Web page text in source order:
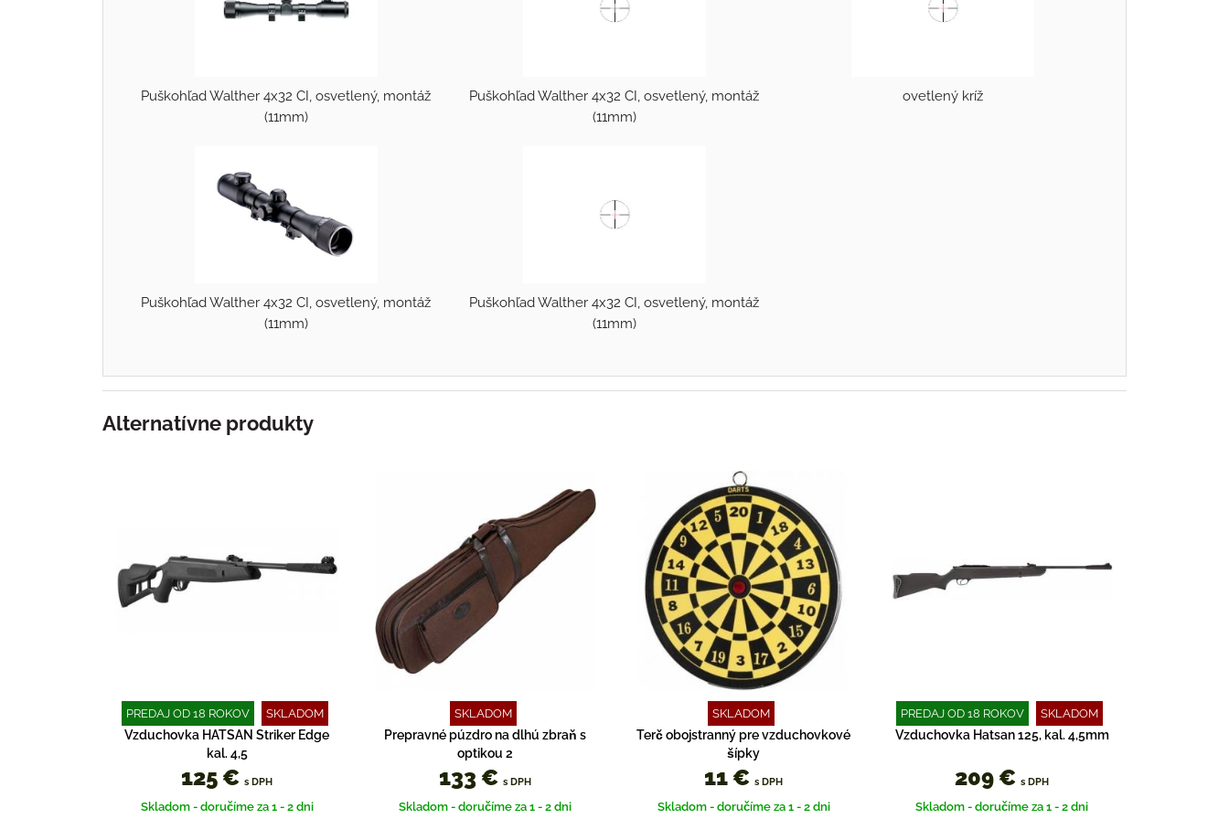
Puškohľad Walther 4x32 CI, osvetlený, montáž
(11mm)
Puškohľad Walther 4x32 CI, osvetlený, montáž
(11mm)
ovetlený kríž
Puškohľad Walther 4x32 CI, osvetlený, montáž
(11mm)
Puškohľad Walther 4x32 CI, osvetlený, montáž
(11mm)
Alternatívne produkty
PREDAJ OD 18 ROKOV SKLADOM
Vzduchovka HATSAN Striker Edge
kal. 4,5
125 €s DPH
Skladom - doručíme za 1 - 2 dni
SKLADOM
Prepravné púzdro na dlhú zbraň s
optikou 2
133 €s DPH
Skladom - doručíme za 1 - 2 dni
SKLADOM
Terč obojstranný pre vzduchovkové
šípky
11 €s DPH
Skladom - doručíme za 1 - 2 dni
PREDAJ OD 18 ROKOV SKLADOM
Vzduchovka Hatsan 125, kal. 4,5mm
209 €s DPH
Skladom - doručíme za 1 - 2 dni